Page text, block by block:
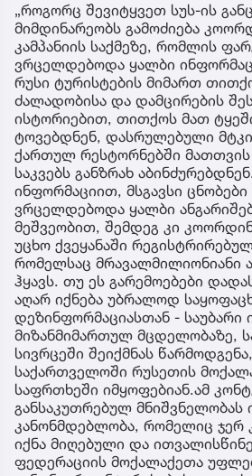
„როგორც შევიტყვეთ სუს-ის
მიმდინარეობს გამოძიება
კამპანიის საქმეზე, რომლის
ვრცელდებოდა ყალბი
რუსი ტურისტების მიმართ
ძალადობისა და დამცირების
ისტორიებით, თითქოს მათ
ტოვებდნენ, დასრულებული
ქართულ რესტორნებში
საკვებს განზრახ
ინფორმაციით, მსგავსი
ვრცელდებოდა ყალბი
მეშვეობით, შემდეგ კი
უცხო ქვეყანაში
რომელსაც მრავალმილიონიანი
ჰყავს. თუ ეს გარემოებები
აღარ იქნება უბრალოდ
დეზინფორმაციასთან - საუბარი
მიზანმიმართულ მცდელობაზე,
სივრცეში შეიქმნას
საქართველოში რუსეთის
საფრთხეში იმყოფებიან.ამ
განსაკუთრებულ მნიშვნელობას
კანონმდებლობა, რომელიც ჯერ
იქნა მიღებული და
ფედერაციის მოქალაქეთა